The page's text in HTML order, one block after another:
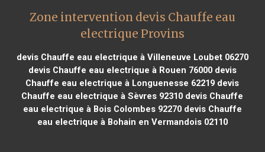
Zone intervention devis Chauffe eau
electrique Provins
devis Chauffe eau electrique à Villeneuve Loubet 06270
devis Chauffe eau electrique à Rouen 76000devis
Chauffe eau electrique à Longuenesse 62219 devis
Chauffe eau electrique à Sèvres 92310 devis Chauffe
eau electrique à Bois Colombes 92270devis Chauffe
eau electrique à Bohain en Vermandois 02110